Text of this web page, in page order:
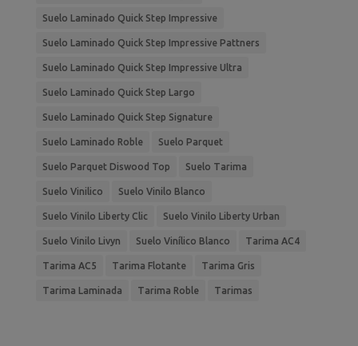
Suelo Laminado Quick Step Impressive
Suelo Laminado Quick Step Impressive Pattners
Suelo Laminado Quick Step Impressive Ultra
Suelo Laminado Quick Step Largo
Suelo Laminado Quick Step Signature
Suelo Laminado Roble Suelo Parquet
Suelo Parquet Diswood Top Suelo Tarima
Suelo Vinilico Suelo Vinilo Blanco
Suelo Vinilo Liberty Clic Suelo Vinilo Liberty Urban
Suelo Vinilo Livyn Suelo Vinílico Blanco Tarima AC4
Tarima AC5 Tarima Flotante Tarima Gris
Tarima Laminada Tarima Roble Tarimas